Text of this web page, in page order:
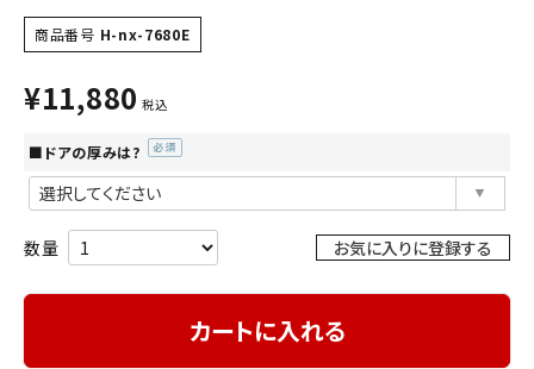
商品番号 H-nx-7680E
¥11,880 税込
■ドアの厚みは?
須)
お気に入りに登録する
カートに入れる